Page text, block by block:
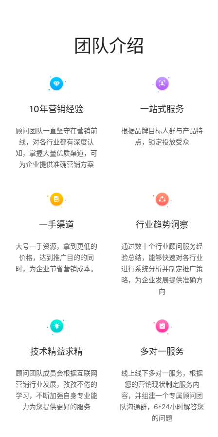
团队介绍
10年营销经验
顾问团队一直坚守在营销前
线，对各行业都有深度认
知，掌握大量优质渠道，可
为企业提供准确营销方案
一站式服务
根据品牌目标人群与产品特
点，锁定投放受众
一手渠道
大号一手资源，拿到更低的
价格，达到推广目的的同
时，为企业节省营销成本。
行业趋势洞察
通过数十个行业顾问服务经
验总结，能够快速对各行业
进行系统分析并制定推广策
略，为企业发展提供准确方
向
技术精益求精
顾问团队成员会根据互联网
营销行业发展，孜孜不倦的
学习，不断加强自身专业能
力为您提供更好的服务
多对一服务
线上线下多对一服务，根据
您的营销现状制定服务内
容，并组建一个专属顾问团
队沟通群，6*24小时解答您
的问题